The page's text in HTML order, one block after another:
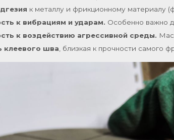
к металлу и фрикционному материалу
к вибрациям и ударам. Особенно важно
к воздействию агрессивной среды.
клеевого шва , близкая к прочности самого